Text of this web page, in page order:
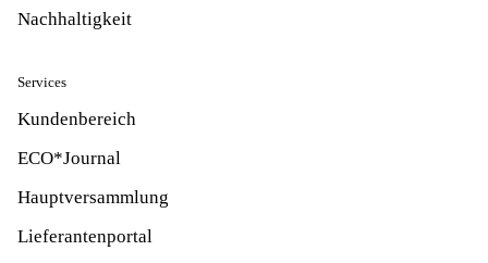
Nachhaltigkeit
Services
Kundenbereich
ECO*Journal
Hauptversammlung
Lieferantenportal